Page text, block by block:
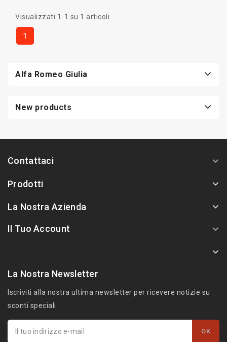
Visualizzati 1-1 su 1 articoli
1
Alfa Romeo Giulia
New products
Contattaci
Prodotti
La Nostra Azienda
Il Tuo Account
La Nostra Newsletter
Iscriviti alla nostra ultima newsletter per ricevere notizie su
sconti speciali.